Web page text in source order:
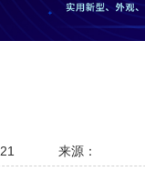
21 来源：